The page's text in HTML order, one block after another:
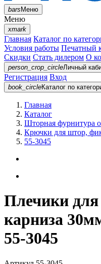
barsМеню
Меню
xmark
Главная Каталог по
Условия работы Печатный
Скидки Стать дилером О
person_crop_circleЛичный
Регистрация Вход
book_circleКаталог по
Главная
Каталог
Шторная фурнитура
Крючки для штор,
55-3045
Плечики для
карниза
55-3045